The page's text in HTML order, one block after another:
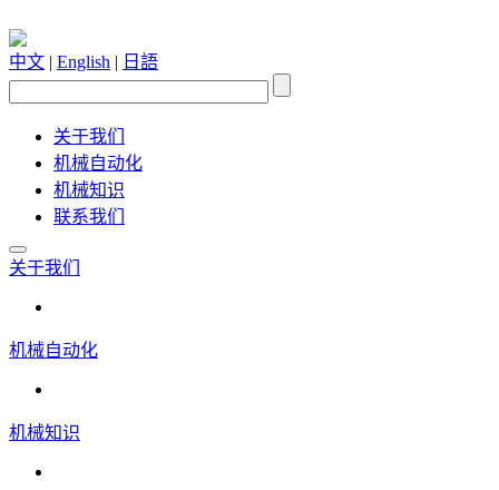
中文 | English | 日語
关于我们
机械自动化
机械知识
联系我们
关于我们
机械自动化
机械知识